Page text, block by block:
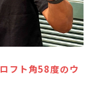
ロフト角58度のウ